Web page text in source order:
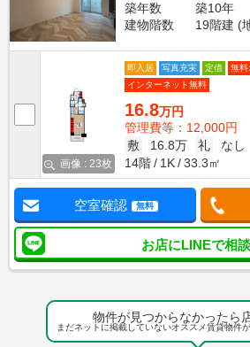
築年数
築10年
建物階数
19階建 (
画像 : 23枚
即入居 写真充実 定借
無料
インターネット無料
16.8万円
管理費等：12,000円
敷
16.8万 礼
なし
14階
1K 33.3㎡
空室確認 無料
お店にLINEで相
物件が見つからなかったら
まだネットに掲載していないオススメ賃貸物件